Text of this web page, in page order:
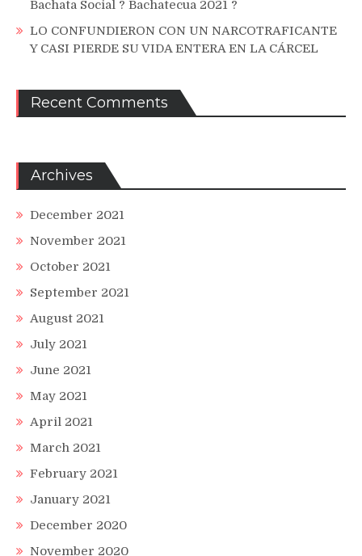
Bachata Social ? Bachatecua 2021 ?
LO CONFUNDIERON CON UN NARCOTRAFICANTE
Y CASI PIERDE SU VIDA ENTERA EN LA CÁRCEL
Recent Comments
Archives
December 2021
November 2021
October 2021
September 2021
August 2021
July 2021
June 2021
May 2021
April 2021
March 2021
February 2021
January 2021
December 2020
November 2020